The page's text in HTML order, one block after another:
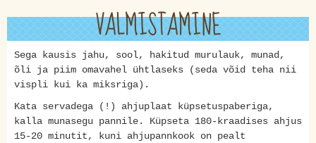
VALMISTAMINE
Sega kausis jahu, sool, hakitud murulauk, munad,
õli ja piim omavahel ühtlaseks (seda võid teha nii
vispli kui ka miksriga).
Kata servadega (!) ahjuplaat küpsetuspaberiga,
kalla munasegu pannile. Küpseta 180-kraadises ahjus
15-20 minutit, kuni ahjupannkook on pealt